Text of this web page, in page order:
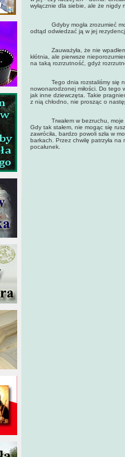
wyłącznie dla siebie, ale że nigdy
Gdyby mogła zrozumieć moje
odtąd odwiedzać ją w jej
Zauważyła, że nie wpadłem w
kłótnia, ale pierwsze
na taką rozrzutność, gdyż
Tego dnia rozstaliśmy się
nowonarodzonej miłości. Do tego
jak inne dziewczęta. Takie
z nią chłodno, nie prosząc o
Trwałem w bezruchu, moje
Gdy tak stałem, nie mogąc się
zawróciła, bardzo powoli szła w
barkach. Przez chwilę patrzyła na
pocałunek.